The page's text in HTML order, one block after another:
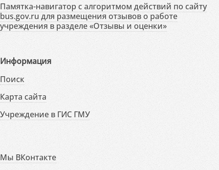
Памятка-навигатор с алгоритмом действий по сайту
bus.gov.ru для размещения отзывов о работе
учреждения в разделе «Отзывы и оценки»
Информация
Поиск
Карта сайта
Учреждение в ГИС ГМУ
Мы ВКонтакте